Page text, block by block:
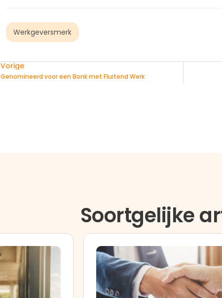
Werkgeversmerk
Vorige
Genomineerd voor een Bonk met Fluitend Werk
Soortgelijke